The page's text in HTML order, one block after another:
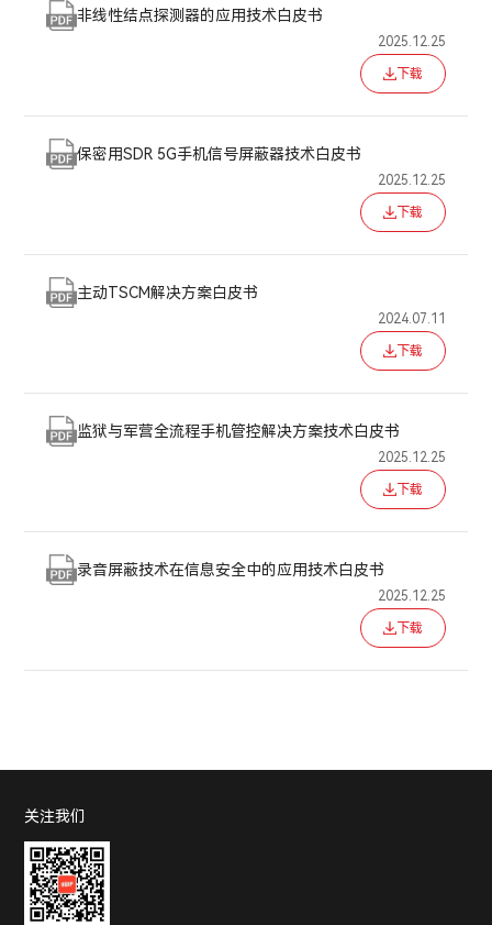
非线性结点探测器的应用技术白皮书
2025.12.25
下载
保密用SDR 5G手机信号屏蔽器技术白皮书
2025.12.25
下载
主动TSCM解决方案白皮书
2024.07.11
下载
监狱与军营全流程手机管控解决方案技术白皮书
2025.12.25
下载
录音屏蔽技术在信息安全中的应用技术白皮书
2025.12.25
下载
关注我们